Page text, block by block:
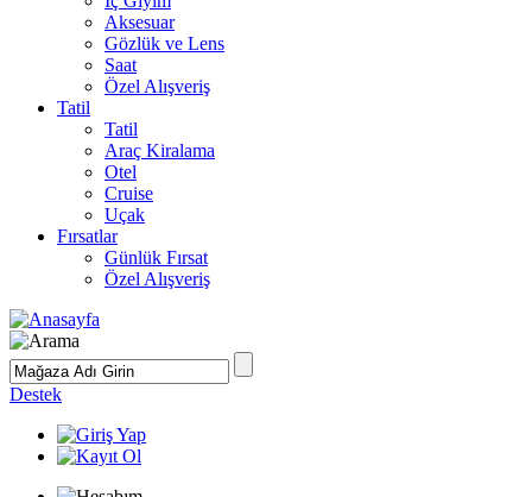
Aksesuar
Gözlük ve Lens
Saat
Özel Alışveriş
Tatil
Tatil
Araç Kiralama
Otel
Cruise
Uçak
Fırsatlar
Günlük Fırsat
Özel Alışveriş
Destek